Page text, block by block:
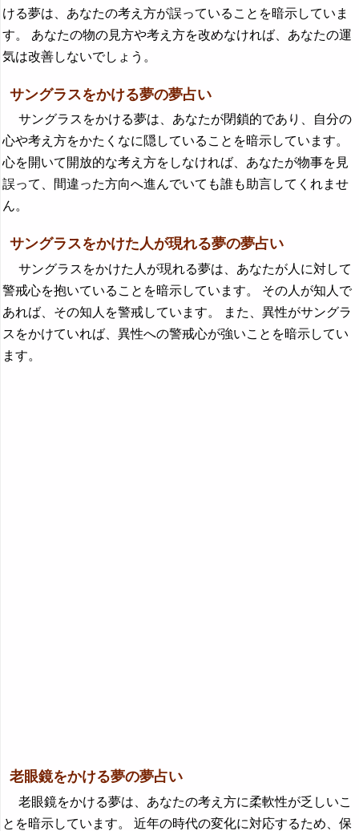
ける夢は、あなたの考え方が誤っていることを暗示していま
す。 あなたの物の見方や考え方を改めなければ、あなたの運
気は改善しないでしょう。
サングラスをかける夢の夢占い
サングラスをかける夢は、あなたが閉鎖的であり、自分の
心や考え方をかたくなに隠していることを暗示しています。
心を開いて開放的な考え方をしなければ、あなたが物事を見
誤って、間違った方向へ進んでいても誰も助言してくれませ
ん。
サングラスをかけた人が現れる夢の夢占い
サングラスをかけた人が現れる夢は、あなたが人に対して
警戒心を抱いていることを暗示しています。 その人が知人で
あれば、その知人を警戒しています。 また、異性がサングラ
スをかけていれば、異性への警戒心が強いことを暗示してい
ます。
老眼鏡をかける夢の夢占い
老眼鏡をかける夢は、あなたの考え方に柔軟性が乏しいこ
とを暗示しています。 近年の時代の変化に対応するため、保